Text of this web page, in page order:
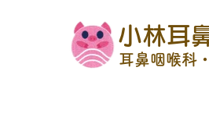
小林耳
耳鼻咽喉科